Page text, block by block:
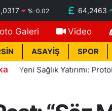
%-0.02 64,2463
Galeri Video
ASAYİŞ SPOR
Sağlık Yatırımı: Protokol